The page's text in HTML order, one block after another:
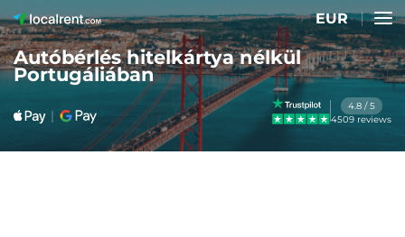
EUR
Autóbérlés hitelkártya nélkül
Portugáliában
4.8 / 5
4509 reviews